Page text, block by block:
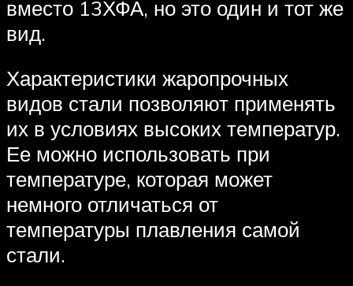
вместо 13ХФА, но это один и тот же
вид.
Характеристики жаропрочных
видов стали позволяют применять
их в условиях высоких температур.
Ее можно использовать при
температуре, которая может
немного отличаться от
температуры плавления самой
стали.